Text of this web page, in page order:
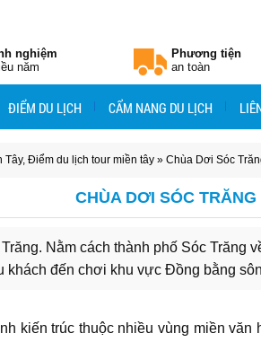
nghiệm
năm
Phương tiện
an toàn
ĐIỂM DU LỊCH CẨM NANG DU LỊCH
Tây, Điểm du lịch tour miền tây » Chùa Dơi Sóc
CHÙA DƠI SÓC TRĂNG
Nằm cách thành phố Sóc
khách đến chơi khu vực Đồng bằng
kiến trúc thuộc nhiều vùng miền văn